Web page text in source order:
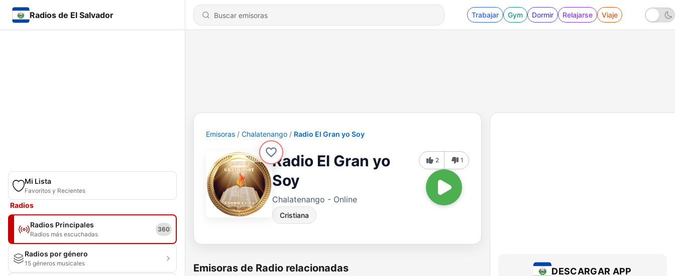
Radios de El Salvador Trabajar Gym Dormir Relajarse Viaje
Mi Lista
Favoritos y Recientes
Radios
Radios Principales
Radios más escuchadas
360
Radios por género
15 géneros musicales
Emisoras Chalatenango Radio El Gran yo Soy
Radio El Gran yo
Soy
Chalatenango - Online
Cristiana
2 1
Emisoras de Radio relacionadas DESCARGAR APP